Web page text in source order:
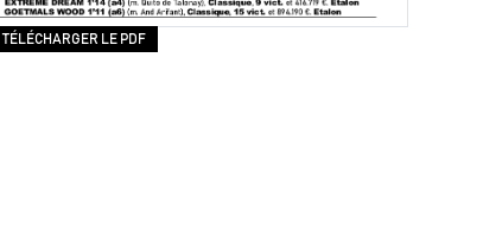
TÉLÉCHARGER LE PDF